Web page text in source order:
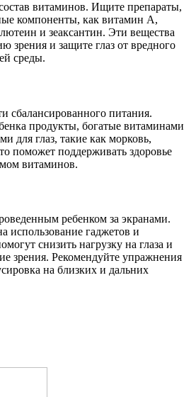
витаминов. Ищите препараты,
компоненты, как витамин A,
и зеаксантин. Эти вещества
зрения и защите глаз от вредного
среды.
сбалансированного питания.
продукты, богатые витаминами
для глаз, такие как морковь,
поможет поддерживать здоровье
витаминов.
ребенком за экранами.
использование гаджетов и
снизить нагрузку на глаза и
зрения. Рекомендуйте упражнения
на близких и дальних